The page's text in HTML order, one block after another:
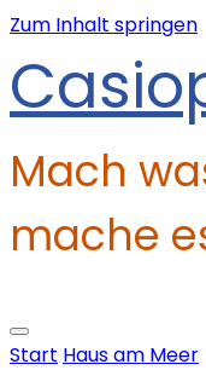
Zum Inhalt springen
Mach
mache
Start Haus am Meer